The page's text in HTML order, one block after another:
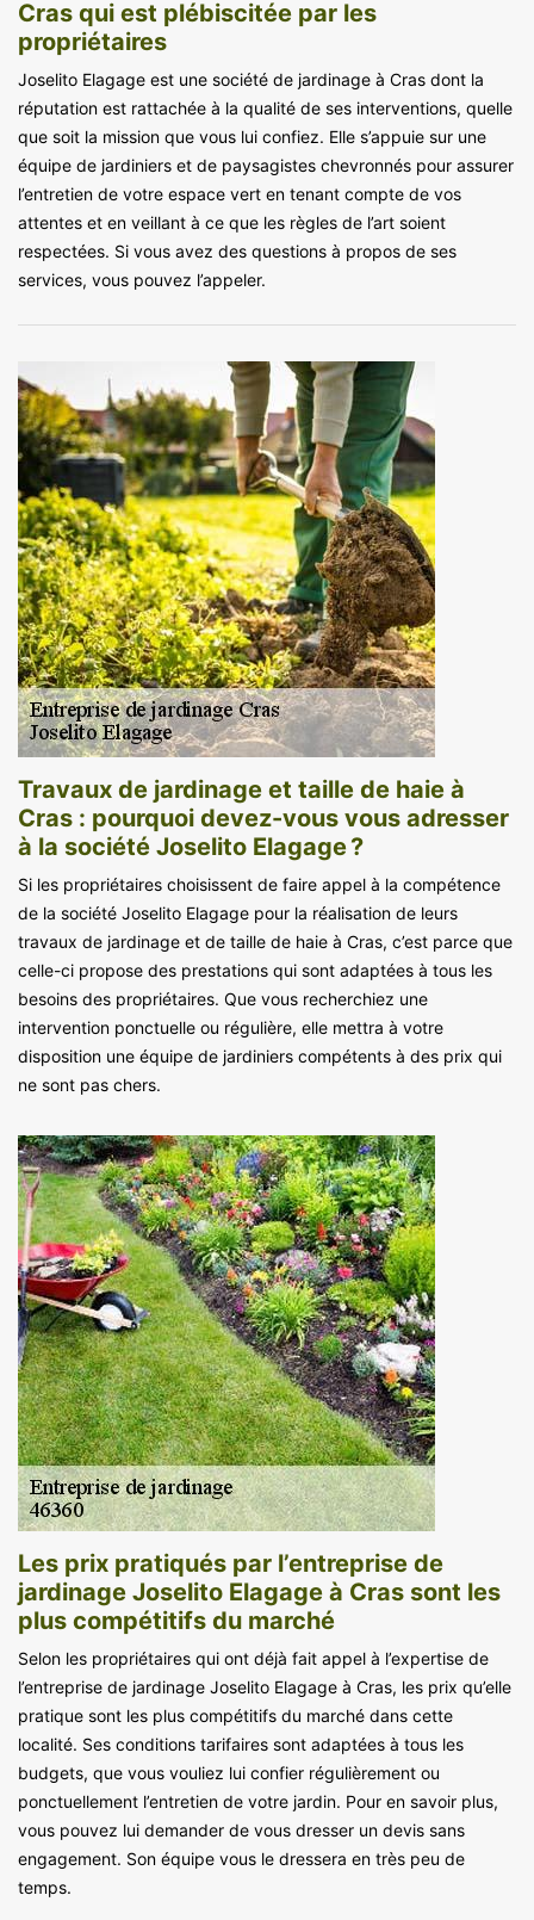
Cras qui est plébiscitée par les
propriétaires
Joselito Elagage est une société de jardinage à Cras dont la
réputation est rattachée à la qualité de ses interventions, quelle
que soit la mission que vous lui confiez. Elle s’appuie sur une
équipe de jardiniers et de paysagistes chevronnés pour assurer
l’entretien de votre espace vert en tenant compte de vos
attentes et en veillant à ce que les règles de l’art soient
respectées. Si vous avez des questions à propos de ses
services, vous pouvez l’appeler.
Travaux de jardinage et taille de haie à
Cras : pourquoi devez-vous vous adresser
à la société Joselito Elagage ?
Si les propriétaires choisissent de faire appel à la compétence
de la société Joselito Elagage pour la réalisation de leurs
travaux de jardinage et de taille de haie à Cras, c’est parce que
celle-ci propose des prestations qui sont adaptées à tous les
besoins des propriétaires. Que vous recherchiez une
intervention ponctuelle ou régulière, elle mettra à votre
disposition une équipe de jardiniers compétents à des prix qui
ne sont pas chers.
Les prix pratiqués par l’entreprise de
jardinage Joselito Elagage à Cras sont les
plus compétitifs du marché
Selon les propriétaires qui ont déjà fait appel à l’expertise de
l’entreprise de jardinage Joselito Elagage à Cras, les prix qu’elle
pratique sont les plus compétitifs du marché dans cette
localité. Ses conditions tarifaires sont adaptées à tous les
budgets, que vous vouliez lui confier régulièrement ou
ponctuellement l’entretien de votre jardin. Pour en savoir plus,
vous pouvez lui demander de vous dresser un devis sans
engagement. Son équipe vous le dressera en très peu de
temps.